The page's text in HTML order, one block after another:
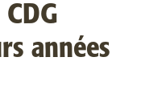
années